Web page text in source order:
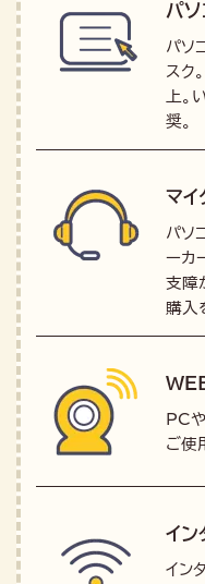
パソ
パソ
スク
上
奨。
マイ
パソ
ーカ
支障
購入
PC
ご使
イン
イン